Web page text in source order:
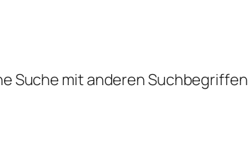
Suche mit anderen